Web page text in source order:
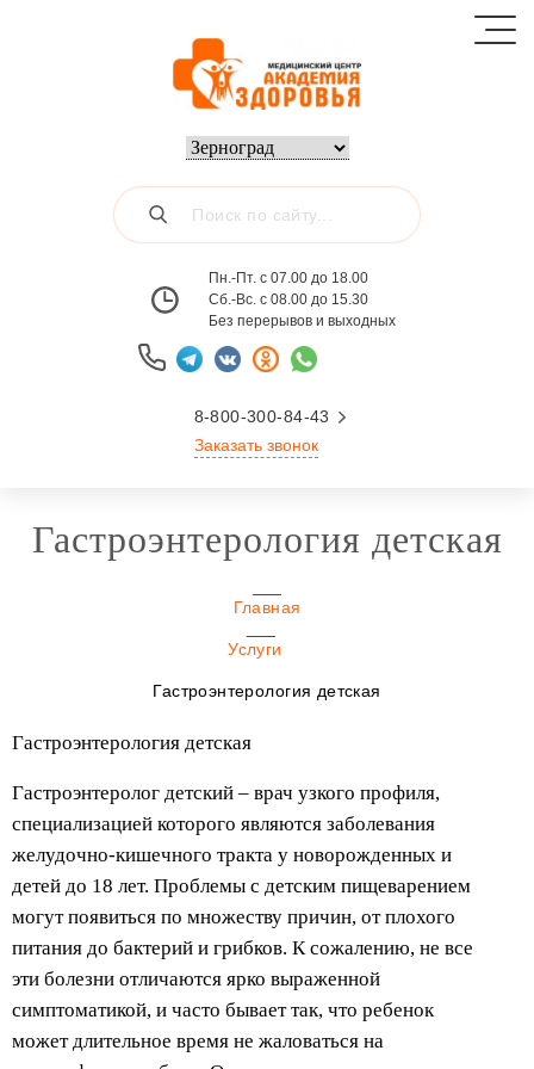
Пн.-Пт. с 07.00 до 18.00
Сб.-Вс. с 08.00 до 15.30
Без перерывов и выходных
8-800-300-84-43
Заказать звонок
Гастроэнтерология детская
Главная
Услуги
Гастроэнтерология детская
Гастроэнтерология детская
Гастроэнтеролог детский – врач узкого профиля,
специализацией которого являются заболевания
желудочно-кишечного тракта у новорожденных и
детей до 18 лет. Проблемы с детским пищеварением
могут появиться по множеству причин, от плохого
питания до бактерий и грибков. К сожалению, не все
эти болезни отличаются ярко выраженной
симптоматикой, и часто бывает так, что ребенок
может длительное время не жаловаться на